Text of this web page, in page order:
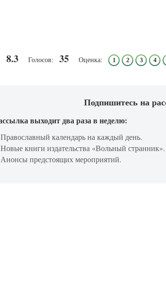
8.3 Голосов: 35 Оценка: 1 2 3 4
Подпишитесь на
выходит два раза в неделю:
Православный календарь на каждый день.
Новые книги издательства «Вольный странник».
Анонсы предстоящих мероприятий.